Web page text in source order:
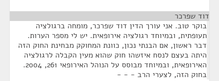
דוד שפרכר
בוקר טוב. אני עורך הדין דוד שפרכר, מומחה ברגולציה
תעופתית, ובמיוחד רגולציה אירופאית. יש לי מספר הערות.
דבר ראשון, אם הבנתי נכון, כוונת המחוקק מבחינת החוק הזה
היתה בעצם לנסח איזשהו חוק שהוא מעין הקבלה לרגולציה
האירופאית, ובמיוחד מבוסס על הנוהל האירופאי 261, 2004.
בחוק הזה, לצערי הרב - - -